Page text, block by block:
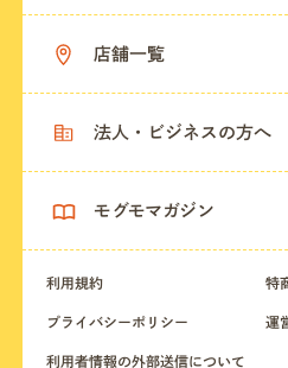
店舗一覧
法人・ビジネスの方へ
モグモマガジン
利用規約 特
プライバシーポリシー 運
利用者情報の外部送信について